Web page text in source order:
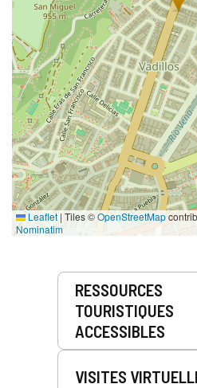
Leaflet | Tiles ©OpenStreetMap
Nominatim
Prestations
RESSOURCES
TOURISTIQUES
ACCESSIBLES
VISITES